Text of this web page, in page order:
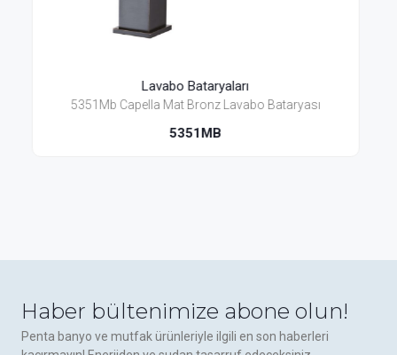
Bataryası
5351H-Mb Capella Mat Bronz
Haber bültenimize abone olun!
Penta banyo ve mutfak ürünleriyle ilgili en son haberleri